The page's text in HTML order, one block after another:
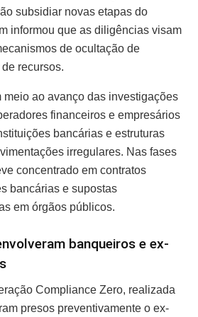
subsidiar novas etapas do
informou que as diligências visam
de ocultação de
recursos.
meio ao avanço das investigações
financeiros e empresários
bancárias e estruturas
irregulares. Nas fases
concentrado em contratos
bancárias e supostas
em órgãos públicos.
banqueiros e ex-
Compliance Zero, realizada
presos preventivamente o ex-